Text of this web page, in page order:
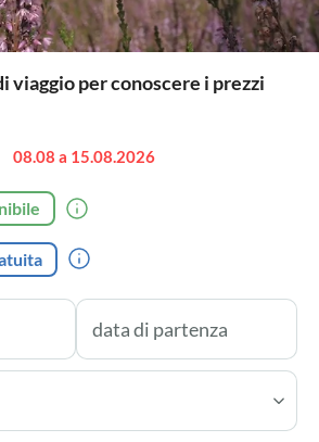
viaggio per conoscere i prezzi
08.08 a 15.08.2026